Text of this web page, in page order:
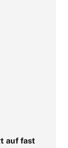
auf fast